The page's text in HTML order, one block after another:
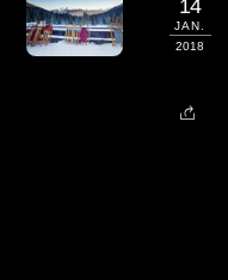
14
JAN.
2018